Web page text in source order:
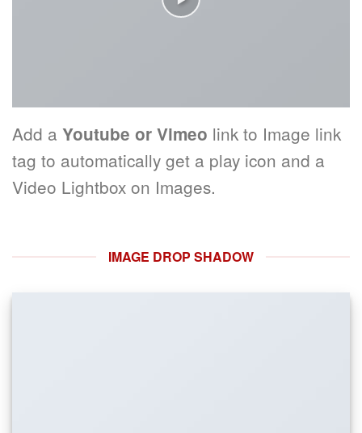
Add a Youtube or Vimeo link to Image link
tag to automatically get a play icon and a
Video Lightbox on Images.
IMAGE DROP SHADOW